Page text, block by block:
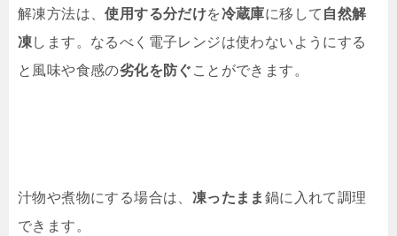
解凍方法は、使用する分だけを冷蔵庫に移して 自然解
凍します。なるべく電子レンジは使わないようにする
と風味や食感の劣化を防ぐ ことができます。
汁物や煮物にする場合は、 凍ったまま 鍋に入れて調理
できます。